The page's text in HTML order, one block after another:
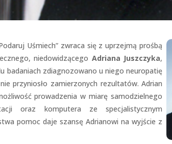
Uśmiech” zwraca się z uprzejmą prośbą
niedowidzącego Adriana Juszczyka,
badaniach zdiagnozowano u niego neuropatię
przyniosło zamierzonych rezultatów.Adrian
prowadzenia w miarę samodzielnego
oraz komputera ze specjalistycznym
pomoc daje szansę Adrianowi na wyjście z
treści i ofert.